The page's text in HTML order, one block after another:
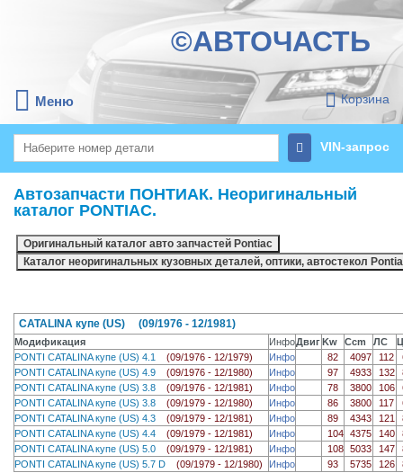
©АВТОЧАСТЬ
Меню Корзина
VIN-запрос
Автозапчасти ПОНТИАК. Неоригинальный
каталог PONTIAC.
CATALINA купе (US) (09/1976 - 12/1981)
Модификация ИнфоДвигKw Ccm ЛС
PONTI CATALINA купе (US) 4.1 (09/1976 - 12/1979) Инфо 82 4097 112
PONTI CATALINA купе (US) 4.9 (09/1976 - 12/1980) Инфо 97 4933 132
PONTI CATALINA купе (US) 3.8 (09/1976 - 12/1981) Инфо 78 3800 106
PONTI CATALINA купе (US) 3.8 (09/1979 - 12/1980) Инфо 86 3800 117
PONTI CATALINA купе (US) 4.3 (09/1979 - 12/1981) Инфо 89 4343 121
PONTI CATALINA купе (US) 4.4 (09/1979 - 12/1981) Инфо 104 4375 140
PONTI CATALINA купе (US) 5.0 (09/1979 - 12/1981) Инфо 108 5033 147
PONTI CATALINA купе (US) 5.7 D (09/1979 - 12/1980) Инфо 93 5735 126